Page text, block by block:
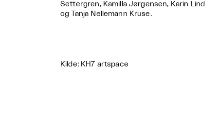
Settergren, Kamilla Jørgensen, Karin Lind
og Tanja Nellemann Kruse.
Kilde: KH7 artspace